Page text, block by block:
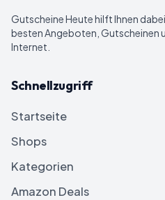
Gutscheine Heutehilft Ihnen
besten Angeboten, Gutscheinen
Internet.
Schnellzugriff
Startseite
Shops
Kategorien
Amazon Deals